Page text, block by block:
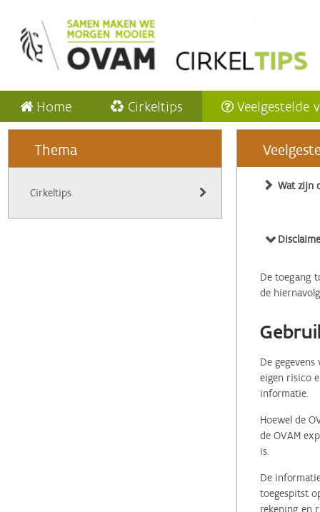
Home Cirkeltips Veelgestelde
Thema
Cirkeltips
Wat zijn
De toegang
de
De
eigen risico
informatie.
Hoewel de
de OVAM
is.
De
toegespitst
rekening en